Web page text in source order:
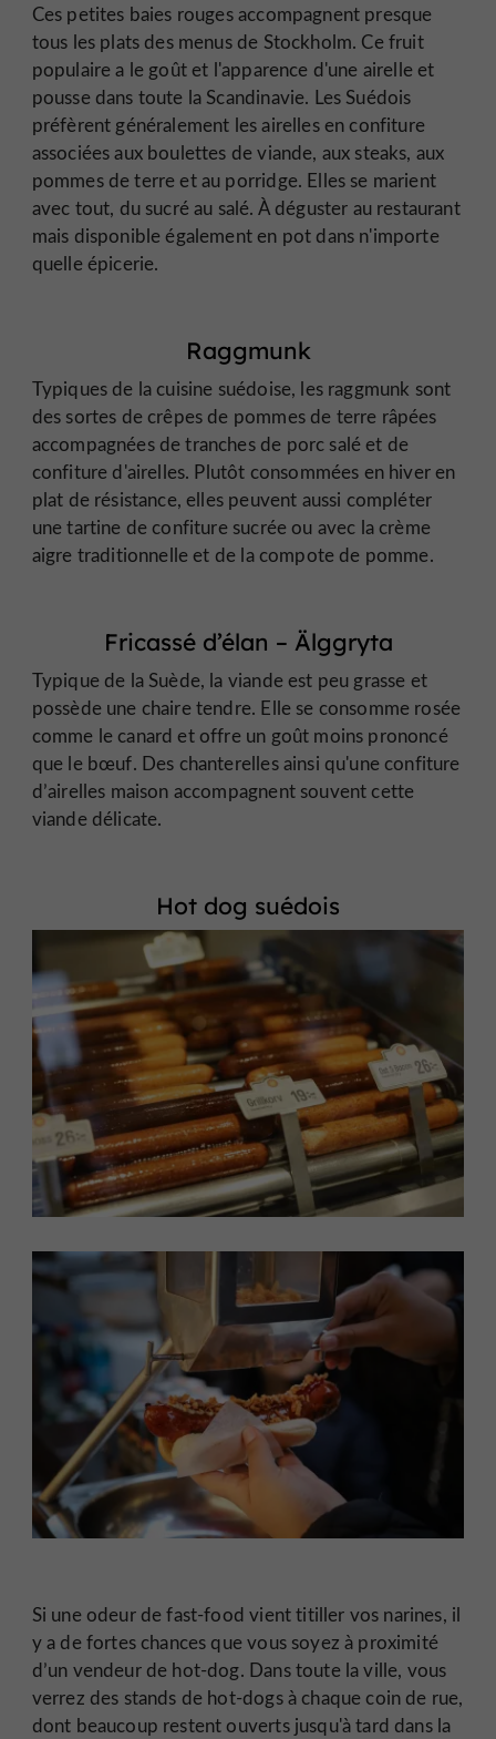
Ces petites baies rouges accompagnent presque
tous les plats des menus de Stockholm. Ce fruit
populaire a le goût et l'apparence d'une airelle et
pousse dans toute la Scandinavie. Les Suédois
préfèrent généralement les airelles en confiture
associées aux boulettes de viande, aux steaks, aux
pommes de terre et au porridge. Elles se marient
avec tout, du sucré au salé. À déguster au restaurant
mais disponible également en pot dans n'importe
quelle épicerie.
Raggmunk
Typiques de la cuisine suédoise, les raggmunk sont
des sortes de crêpes de pommes de terre râpées
accompagnées de tranches de porc salé et de
confiture d'airelles. Plutôt consommées en hiver en
plat de résistance, elles peuvent aussi compléter
une tartine de confiture sucrée ou avec la crème
aigre traditionnelle et de la compote de pomme.
Fricassé d’élan – Älggryta
Typique de la Suède, la viande est peu grasse et
possède une chaire tendre. Elle se consomme rosée
comme le canard et offre un goût moins prononcé
que le bœuf. Des chanterelles ainsi qu'une confiture
d’airelles maison accompagnent souvent cette
viande délicate.
Hot dog suédois
Si une odeur de fast-food vient titiller vos narines, il
y a de fortes chances que vous soyez à proximité
d’un vendeur de hot-dog. Dans toute la ville, vous
verrez des stands de hot-dogs à chaque coin de rue,
dont beaucoup restent ouverts jusqu'à tard dans la